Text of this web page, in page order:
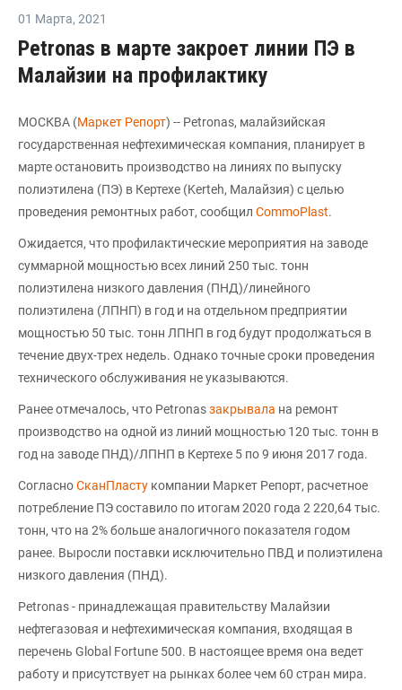
01 Марта, 2021
Petronas в марте закроет линии ПЭ в
Малайзии на профилактику
МОСКВА (Маркет Репорт) -- Petronas, малайзийская
государственная нефтехимическая компания, планирует в
марте остановить производство на линиях по выпуску
полиэтилена (ПЭ) в Кертехе (Kerteh, Малайзия) с целью
проведения ремонтных работ, сообщил CommoPlast.
Ожидается, что профилактические мероприятия на заводе
суммарной мощностью всех линий 250 тыс. тонн
полиэтилена низкого давления (ПНД)/линейного
полиэтилена (ЛПНП) в год и на отдельном предприятии
мощностью 50 тыс. тонн ЛПНП в год будут продолжаться в
течение двух-трех недель. Однако точные сроки проведения
технического обслуживания не указываются.
Ранее отмечалось, что Petronasзакрывала на ремонт
производство на одной из линий мощностью 120 тыс. тонн в
год на заводе ПНД)/ЛПНП в Кертехе 5 по 9 июня 2017 года.
СогласноСканПласту компании Маркет Репорт, расчетное
потребление ПЭ составило по итогам 2020 года 2 220,64 тыс.
тонн, что на 2% больше аналогичного показателя годом
ранее. Выросли поставки исключительно ПВД и полиэтилена
низкого давления (ПНД).
Petronas - принадлежащая правительству Малайзии
нефтегазовая и нефтехимическая компания, входящая в
перечень Global Fortune 500. В настоящее время она ведет
работу и присутствует на рынках более чем 60 стран мира.